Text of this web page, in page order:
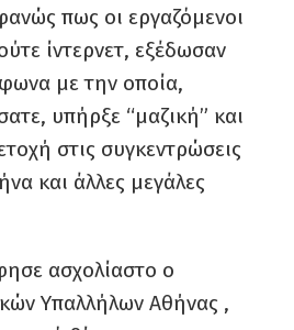
πως οι εργαζόμενοι
ίντερνετ, εξέδωσαν
με την οποία,
υπήρξε “μαζική” και
στις συγκεντρώσεις
και άλλες μεγάλες
ασχολίαστο ο
Υπαλλήλων Αθήνας ,